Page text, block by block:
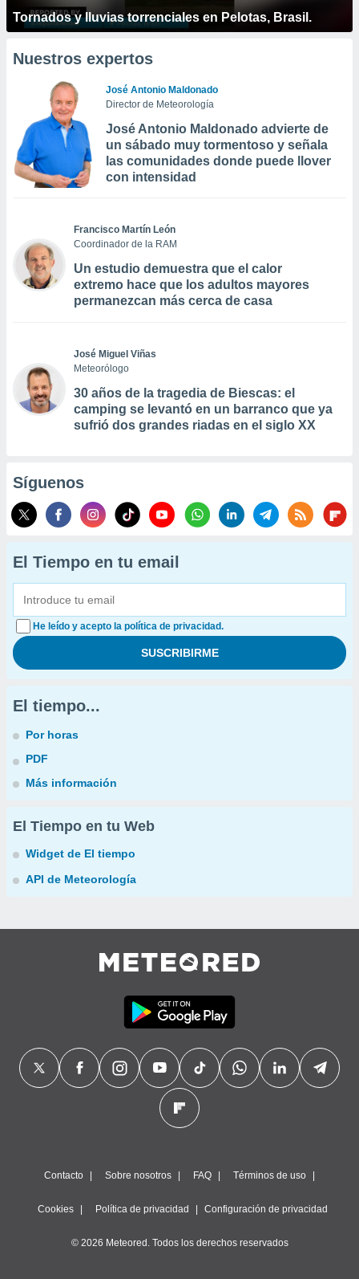
Tornados y lluvias torrenciales en Pelotas, Brasil.
Nuestros expertos
José Antonio Maldonado
Director de Meteorología
José Antonio Maldonado advierte de
un sábado muy tormentoso y señala
las comunidades donde puede llover
con intensidad
Francisco Martín León
Coordinador de la RAM
Un estudio demuestra que el calor
extremo hace que los adultos mayores
permanezcan más cerca de casa
José Miguel Viñas
Meteorólogo
30 años de la tragedia de Biescas: el
camping se levantó en un barranco que ya
sufrió dos grandes riadas en el siglo XX
Síguenos
El Tiempo en tu email
He leído y acepto la política de privacidad.
El tiempo...
Por horas
PDF
Más información
El Tiempo en tu Web
Widget de El tiempo
API de Meteorología
Contacto Sobre nosotros FAQ Términos de uso
Cookies Política de privacidad Configuración de privacidad
© 2026 Meteored. Todos los derechos reservados